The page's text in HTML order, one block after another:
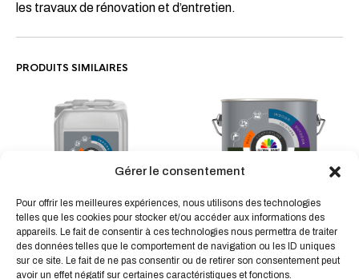
Gérer le consentement
Pour offrir les meilleures expériences, nous utilisons des technologies
telles que les cookies pour stocker et/ou accéder aux informations des
appareils. Le fait de consentir à ces technologies nous permettra de traiter
des données telles que le comportement de navigation ou les ID uniques
sur ce site. Le fait de ne pas consentir ou de retirer son consentement peut
avoir un effet négatif sur certaines caractéristiques et fonctions.
les travaux de rénovation et d’entretien.
PRODUITS SIMILAIRES
produit
a
plusieurs
variations.
Les
AQUAFIX Le primaire de
fixation et d’imprégnation
À partir de15,75€ HT
Ce
a
Les
RANDSEALER Le scellant
pour bords d’attaque
44,76€